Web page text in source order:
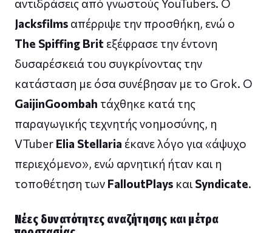
αντιδράσεις από γνωστούς YouTubers. Ο
Jacksfilms απέρριψε την προσθήκη, ενώ ο
The Spiffing Brit εξέφρασε την έντονη
δυσαρέσκειά του συγκρίνοντας την
κατάσταση με όσα συνέβησαν με το Grok. Ο
GaijinGoombah τάχθηκε κατά της
παραγωγικής τεχνητής νοημοσύνης, η
VTuber Elia Stellaria έκανε λόγο για «άψυχο
περιεχόμενο», ενώ αρνητική ήταν και η
τοποθέτηση των FalloutPlays και Syndicate.
Νέες δυνατότητες αναζήτησης και μέτρα